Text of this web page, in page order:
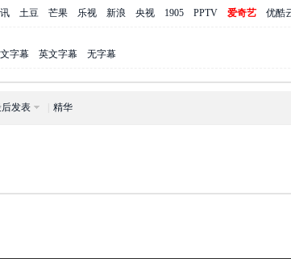
土豆 芒果 乐视 新浪 央视 1905 PPTV 爱奇艺 优酷
字幕 英文字幕 无字幕
发表 精华